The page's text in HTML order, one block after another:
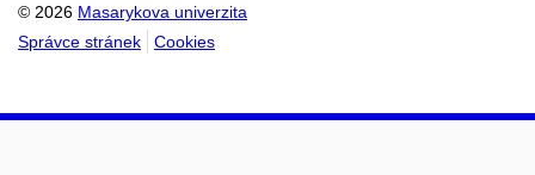
© 2026 Masarykova univerzita
Správce stránek
Cookies